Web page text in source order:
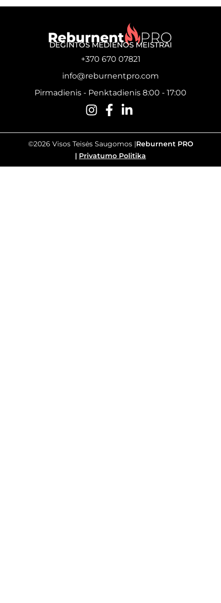
DEGINTOS MEDIENOS MEISTRAI
+370 670 07821
info@reburnentpro.com
Pirmadienis - Penktadienis 8:00 - 17:00
©2026 Visos Teisės Saugomos |Reburnent PRO
| Privatumo Politika